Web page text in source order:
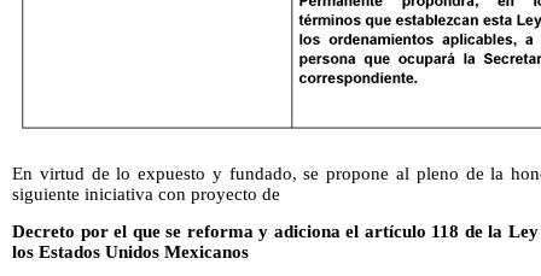
En virtud de lo expuesto y fundado, se propone al pleno de la
siguiente iniciativa con proyecto de
Decreto por el que se reforma y adiciona el artículo 118 de la
los Estados Unidos Mexicanos